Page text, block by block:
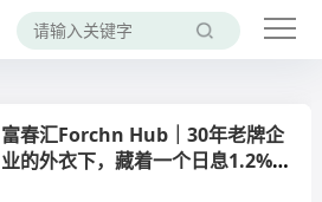
富春汇Forchn Hub｜30年老牌企
业的外衣下，藏着一个日息1.2%的